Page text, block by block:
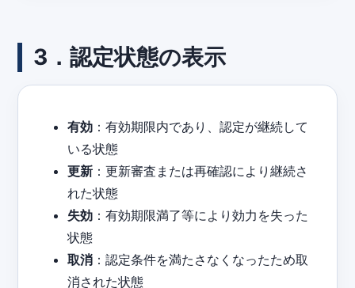
3．認定状態の表示
有効 ：有効期限内であり、認定が継続して
いる状態
更新 ：更新審査または再確認により継続さ
れた状態
失効 ：有効期限満了等により効力を失った
状態
取消 ：認定条件を満たさなくなったため取
消された状態